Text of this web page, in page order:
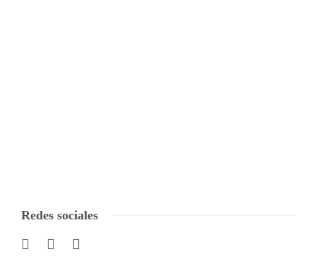
Redes sociales